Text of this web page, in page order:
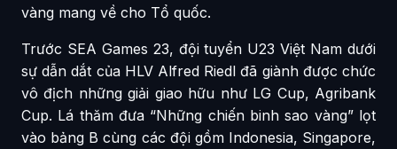
vàng mang về cho Tổ quốc.
Trước SEA Games 23, đội tuyển U23 Việt Nam dưới
sự dẫn dắt của HLV Alfred Riedl đã giành được chức
vô địch những giải giao hữu như LG Cup, Agribank
Cup. Lá thăm đưa “Những chiến binh sao vàng” lọt
vào bảng B cùng các đội gồm Indonesia, Singapore,